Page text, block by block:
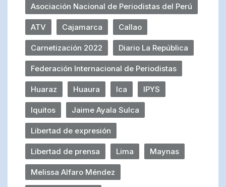
Asociación Nacional de Periodistas del Perú
ATV Cajamarca Callao
Carnetización 2022 Diario La República
Federación Internacional de Periodistas
Huaraz Huaura Ica IPYS
Iquitos Jaime Ayala Sulca
Libertad de expresión
Libertad de prensa Lima Maynas
Melissa Alfaro Méndez